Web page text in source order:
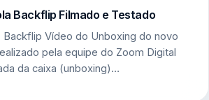
Backflip Filmado e Testado
Vídeo do Unboxing do novo
pela equipe do Zoom Digital
da caixa (unboxing)…